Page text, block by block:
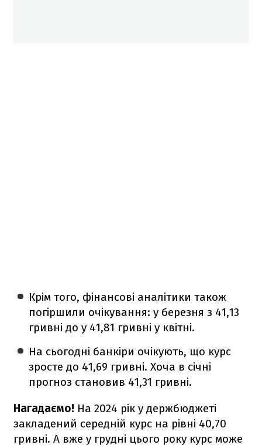
Крім того, фінансові аналітики також
погіршили очікування: у березня з 41,13
гривні до у 41,81 гривні у квітні.
На сьогодні банкіри очікують, що курс
зросте до 41,69 гривні. Хоча в січні
прогноз становив 41,31 гривні.
Нагадаємо! На 2024 рік у держбюджеті
закладений середній курс на рівні 40,70
гривні. А вже у грудні цього року курс може